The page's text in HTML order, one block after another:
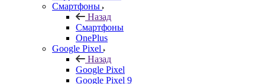
Смартфоны
Назад
Смартфоны
OnePlus
Google Pixel
Назад
Google Pixel
Google Pixel 9